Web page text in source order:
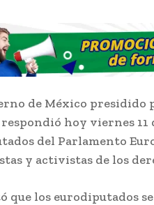
de México presidido
respondió hoy viernes 11
del Parlamento
y activistas de los
que los eurodiputados